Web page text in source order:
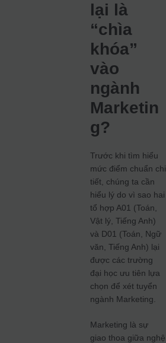
lại là
“chìa
khóa”
vào
ngành
Marketin
g?
Trước khi tìm hiểu
mức điểm chuẩn chi
tiết, chúng ta cần
hiểu lý do vì sao hai
tổ hợp A01 (Toán,
Vật lý, Tiếng Anh)
và D01 (Toán, Ngữ
văn, Tiếng Anh) lại
được các trường
đại học ưu tiên lựa
chọn để xét tuyển
ngành Marketing.
Marketing là sự
giao thoa giữa nghệ